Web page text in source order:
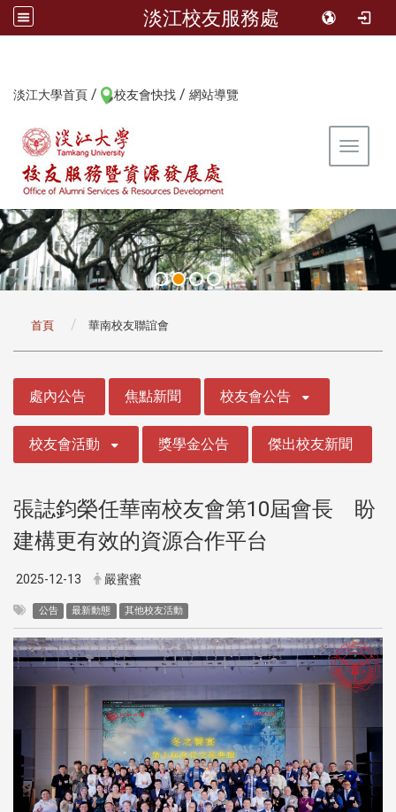
淡江校友服務處
淡江大學首頁 / 校友會快找 / 網站導覽
Toggle
首頁 華南校友聯誼會
處內公告 焦點新聞 校友會公告
校友會活動 獎學金公告 傑出校友新聞
張誌鈞榮任華南校友會第10屆會長 盼
建構更有效的資源合作平台
2025-12-13 嚴蜜蜜
公告 最新動態 其他校友活動